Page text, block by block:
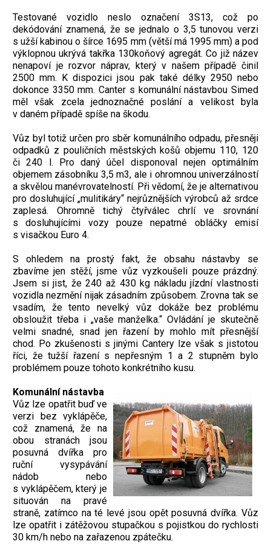
Testované vozidlo neslo označení 3S13, což po
dekódování znamená, že se jednalo o 3,5 tunovou verzi
s užší kabinou o šírce 1695 mm (větší má 1995 mm) a pod
výklopnou ukrývá takřka 130koňový agregát. Co již název
nenapoví je rozvor náprav, který v našem případě činil
2500 mm. K dispozici jsou pak také délky 2950 nebo
dokonce 3350 mm. Canter s komunální nástavbou Simed
měl však zcela jednoznačné poslání a velikost byla
v daném případě spíše na škodu.
Vůz byl totiž určen pro sběr komunálního odpadu, přesněji
odpadků z pouličních městských košů objemu 110, 120
či 240 l. Pro daný účel disponoval nejen optimálním
objemem zásobníku 3,5 m3, ale i ohromnou univerzálností
a skvělou manévrovatelností. Při vědomí, že je alternativou
pro dosluhující „mulitikáry“ nejrůznějších výrobců až srdce
zaplesá. Ohromně tichý čtyřválec chrlí ve srovnání
s dosluhujícími vozy pouze nepatrné obláčky emisí
s visačkou Euro 4.
S ohledem na prostý fakt, že obsahu nástavby se
zbavíme jen stěží, jsme vůz vyzkoušeli pouze prázdný.
Jsem si jist, že 240 až 430 kg nákladu jízdní vlastnosti
vozidla nezmění nijak zásadním způsobem. Zrovna tak se
vsadím, že tento nevelký vůz dokáže bez problému
obsloužit třeba i „vaše manželka.“ Ovládání je skutečně
velmi snadné, snad jen řazení by mohlo mít přesnější
chod. Po zkušenosti s jinými Cantery lze však s jistotou
říci, že tužší řazení s nepřesným 1 a 2 stupněm bylo
problémem pouze tohoto konkrétního kusu.
Komunální nástavba
Vůz lze opatřit buď ve
verzi bez vyklápěče,
což znamená, že na
obou stranách jsou
posuvná dvířka pro
ruční vysypávání
nádob nebo
s vyklápěčem, který je
situován na pravé
straně, zatímco na té levé jsou opět posuvná dvířka. Vůz
lze opatřit i zátěžovou stupačkou s pojistkou do rychlosti
30 km/h nebo na zařazenou zpátečku.